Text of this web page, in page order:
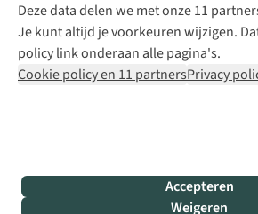
Deze data delen we met onze 11
Je kunt altijd je voorkeuren wijzigen.
policy link onderaan alle pagina's.
Cookie policy en 11 partnersPrivacy
Accepteren
Weigeren